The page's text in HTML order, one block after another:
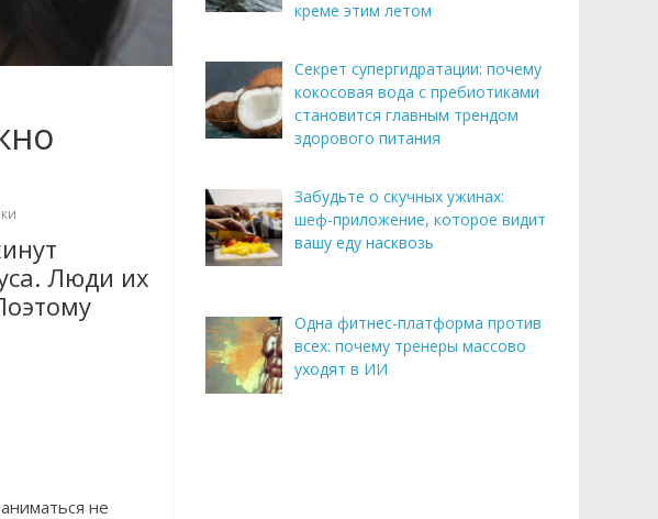
Люди их
не
креме этим летом
Секрет супергидратации: почему
кокосовая вода с пребиотиками
становится главным трендом
здорового питания
Забудьте о скучных ужинах:
шеф-приложение, которое видит
вашу еду насквозь
Одна фитнес-платформа против
всех: почему тренеры массово
уходят в ИИ